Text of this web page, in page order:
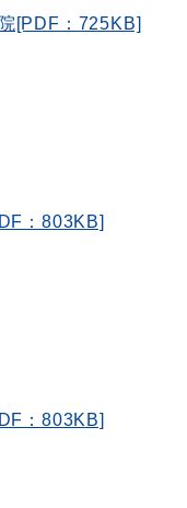
[PDF：725KB]
：803KB]
：803KB]